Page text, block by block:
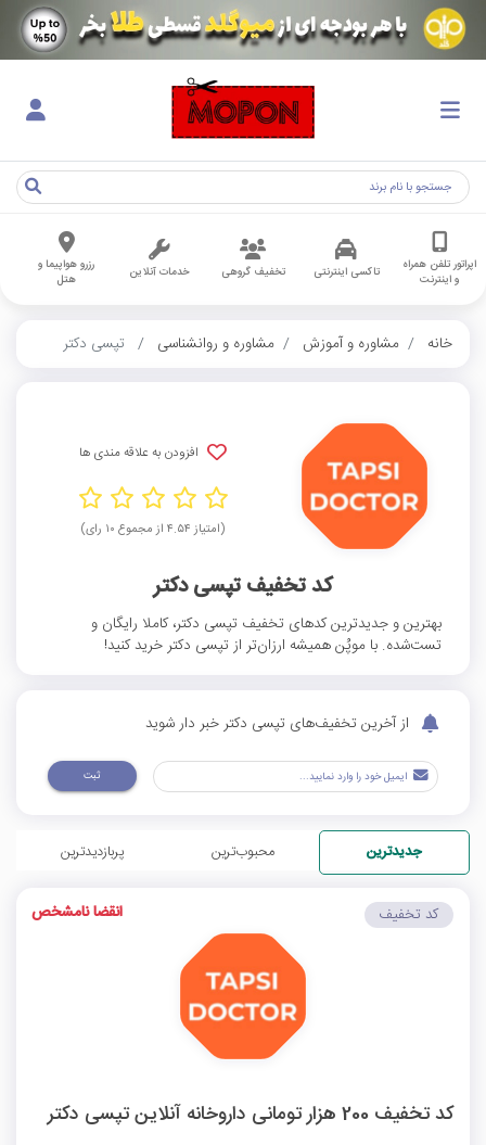
اپراتور تلفن همراه
و اینترنت
تاکسی اینترنتی تخفیف گروهی خدمات آنلاین
رزرو هواپیما و
هتل
خانه مشاوره و آموزش مشاوره و روانشناسی تپسی دکتر
افزودن به علاقه مندی ها
(امتیاز ۴.۵۴ از مجموع ۱۰ رای)
کد تخفیف تپسی دکتر
بهترین و جدیدترین کدهای تخفیف تپسی دکتر، کاملا رایگان و
تست‌شده. با موپُن همیشه ارزان‌تر از تپسی دکتر خرید کنید!
از آخرین تخفیف‌های تپسی دکتر خبر دار شوید
ثبت
جدیدترین محبوب‌ترین پربازدیدترین
کد تخفیف 200 هزار تومانی داروخانه آنلاین تپسی دکتر
کد تخفیف انقضا نامشخص